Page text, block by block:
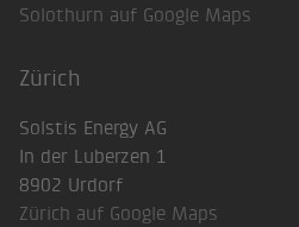
Solothurn auf Google Maps
Zürich
Solstis Energy AG
In der Luberzen 1
8902 Urdorf
Zürich auf Google Maps